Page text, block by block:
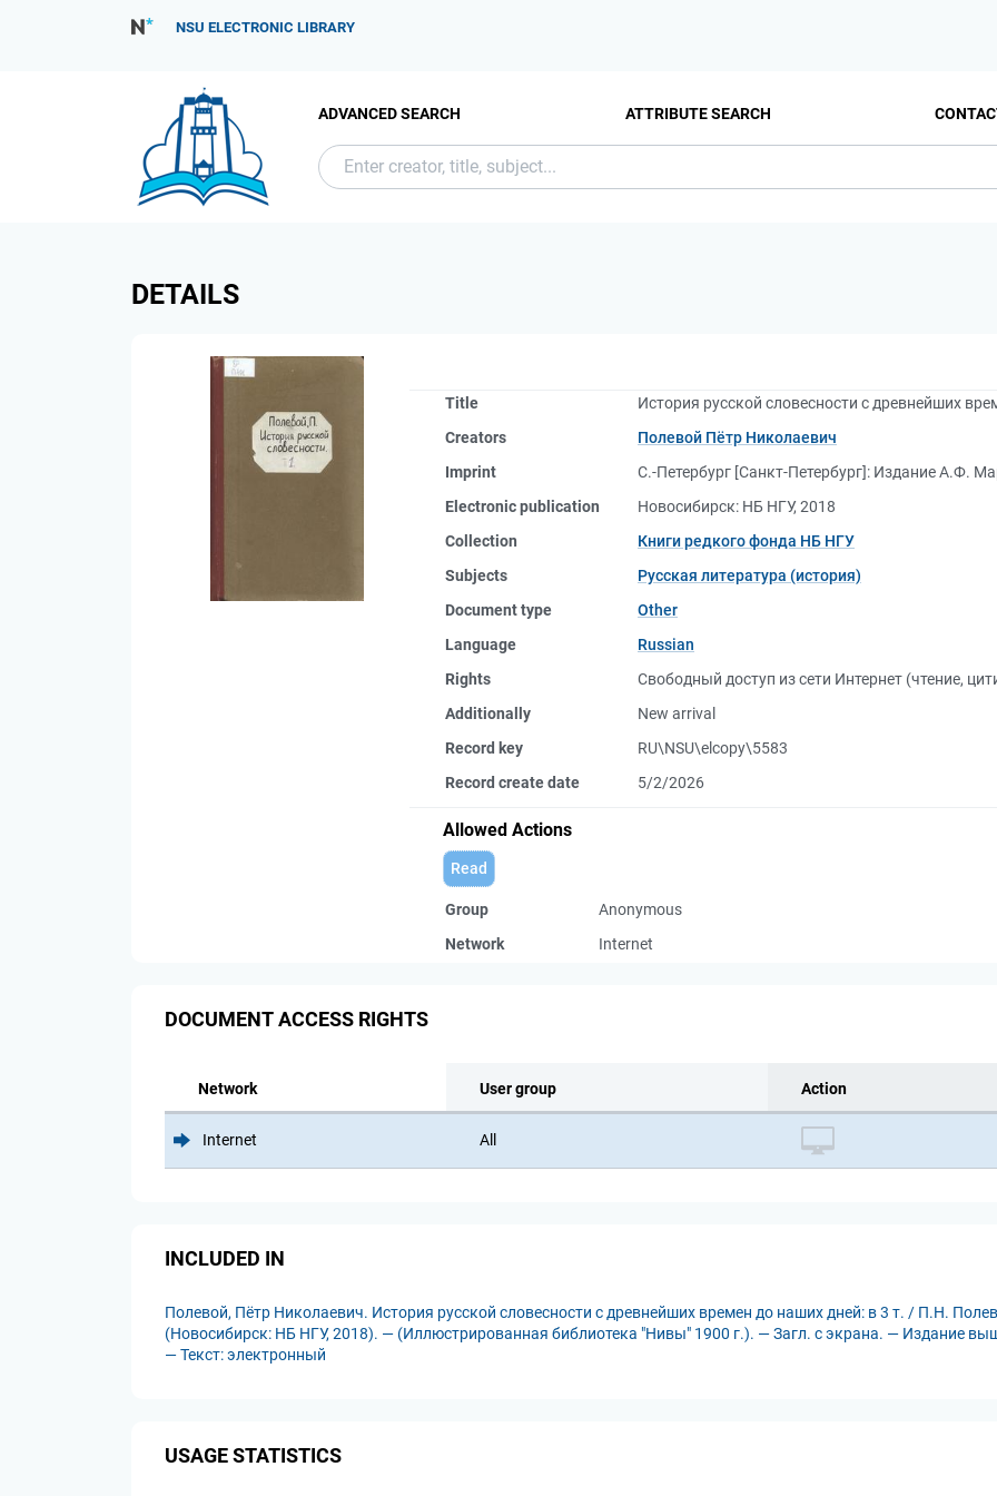
NSU ELECTRONIC LIBRARY
ADVANCED SEARCH ATTRIBUTE SEARCH
DETAILS
Title
История русской словесности с древнейших
Creators
Полевой Пётр Николаевич
Imprint
С.-Петербург [Санкт-Петербург]: Издание А.Ф.
Electronic publication
Новосибирск: НБ НГУ, 2018
Collection
Книги редкого фонда НБ НГУ
Subjects
Русская литература (история)
Document type
Other
Language
Russian
Rights
Свободный доступ из сети Интернет (чтение,
Additionally
New arrival
Record key
RU\NSU\elcopy\5583
Record create date
5/2/2026
Allowed Actions
Read
Group
Anonymous
Network
Internet
DOCUMENT ACCESS RIGHTS
Network User group Action
Internet All
INCLUDED IN
Полевой, Пётр Николаевич. История русской словесности с древнейших времен до наших дней: в 3 т. / П.Н.
(Новосибирск: НБ НГУ, 2018). — (Иллюстрированная библиотека "Нивы" 1900 г.). — Загл. с экрана. — Издание
— Текст: электронный
USAGE STATISTICS